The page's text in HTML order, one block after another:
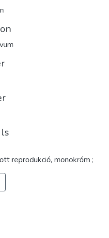
reprodukció, monokróm ;